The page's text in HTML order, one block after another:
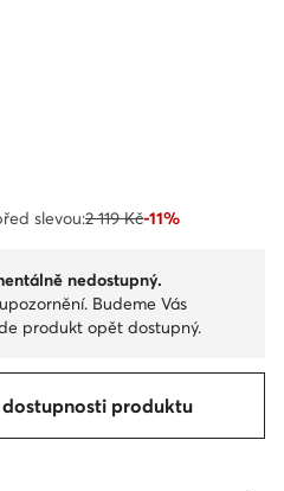
slevou:2 119 Kč-11%
nedostupný.
Budeme Vás
produkt opět dostupný.
produktu